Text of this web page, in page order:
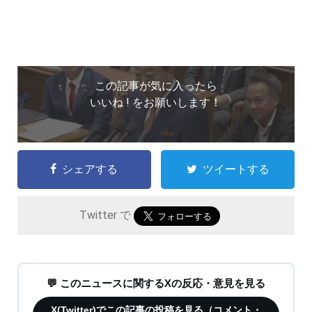
この記事が気に入ったら
いいね ! をお願いします！
シェアする ツイートする
Twitter で
💬 このニュースに関するXの反応・意見を見る